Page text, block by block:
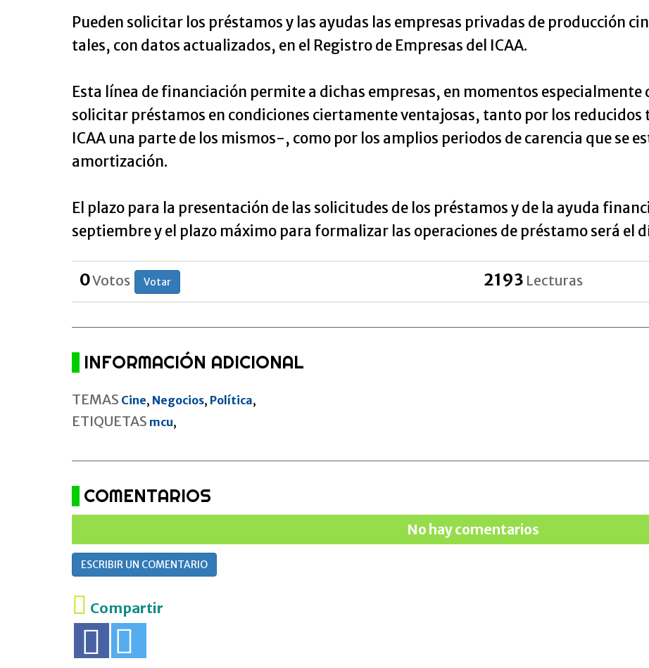
Pueden solicitar los préstamos y las ayudas las empresas privadas de producción
tales, con datos actualizados, en el Registro de Empresas del ICAA.
Esta línea de financiación permite a dichas empresas, en momentos especialmente
solicitar préstamos en condiciones ciertamente ventajosas, tanto por los
ICAA una parte de los mismos-, como por los amplios periodos de carencia que se
amortización.
El plazo para la presentación de las solicitudes de los préstamos y de la ayuda
septiembre y el plazo máximo para formalizar las operaciones de préstamo será el
0Votos Votar 2193 Lecturas
INFORMACIÓN ADICIONAL
TEMAS Cine, Negocios, Política,
ETIQUETAS mcu,
COMENTARIOS
No hay comentarios
ESCRIBIR UN COMENTARIO
Compartir